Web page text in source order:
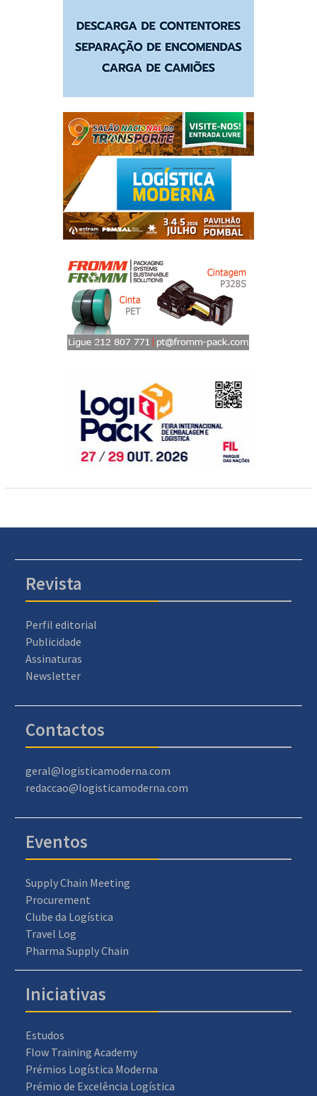
Revista
Perfil editorial
Publicidade
Assinaturas
Newsletter
Contactos
geral@logisticamoderna.com
redaccao@logisticamoderna.com
Eventos
Supply Chain Meeting
Procurement
Clube da Logística
Travel Log
Pharma Supply Chain
Iniciativas
Estudos
Flow Training Academy
Prémios Logística Moderna
Prémio de Excelência Logística